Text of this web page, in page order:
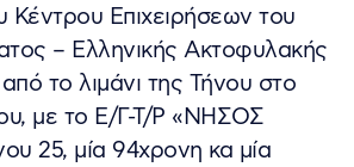
Κέντρου Επιχειρήσεων του
– Ελληνικής Ακτοφυλακής
από το λιμάνι της Τήνου στο
με το Ε/Γ-Τ/Ρ «ΝΗΣΟΣ
25, μία 94χρονη κα μία